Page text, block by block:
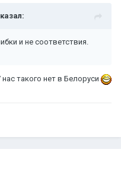
и не соответствия.
такого нет в Белоруси